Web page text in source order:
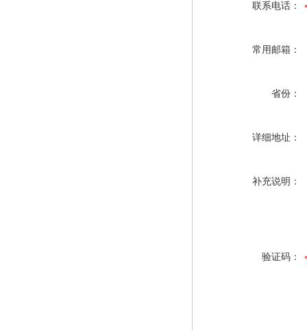
联系电话：
常用邮箱：
省份：
详细地址：
补充说明：
验证码：